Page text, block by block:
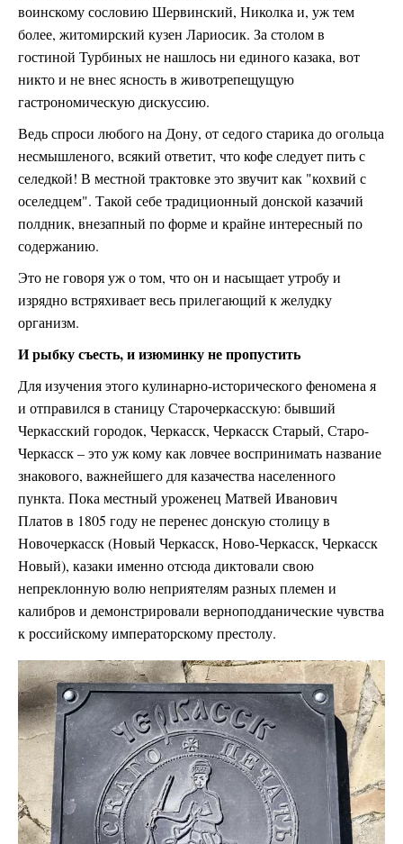
воинскому сословию Шервинский, Николка и, уж тем
более, житомирский кузен Лариосик. За столом в
гостиной Турбиных не нашлось ни единого казака, вот
никто и не внес ясность в животрепещущую
гастрономическую дискуссию.
Ведь спроси любого на Дону, от седого старика до огольца
несмышленого, всякий ответит, что кофе следует пить с
селедкой! В местной трактовке это звучит как "кохвий с
оселедцем". Такой себе традиционный донской казачий
полдник, внезапный по форме и крайне интересный по
содержанию.
Это не говоря уж о том, что он и насыщает утробу и
изрядно встряхивает весь прилегающий к желудку
организм.
И рыбку съесть, и изюминку не пропустить
Для изучения этого кулинарно-исторического феномена я
и отправился в станицу Старочеркасскую: бывший
Черкасский городок, Черкасск, Черкасск Старый, Старо-
Черкасск – это уж кому как ловчее воспринимать название
знакового, важнейшего для казачества населенного
пункта. Пока местный уроженец Матвей Иванович
Платов в 1805 году не перенес донскую столицу в
Новочеркасск (Новый Черкасск, Ново-Черкасск, Черкасск
Новый), казаки именно отсюда диктовали свою
непреклонную волю неприятелям разных племен и
калибров и демонстрировали верноподданические чувства
к российскому императорскому престолу.